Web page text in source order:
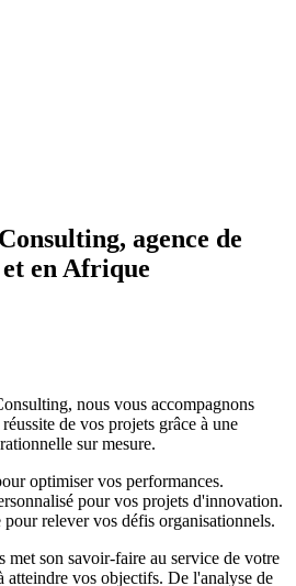
agence de
en Afrique
nous vous accompagnons
de vos projets grâce à une
sur mesure.
optimiser vos performances.
pour vos projets d'innovation.
pour relever vos défis organisationnels.
met son savoir-faire au service de votre
atteindre vos objectifs. De l'analyse de